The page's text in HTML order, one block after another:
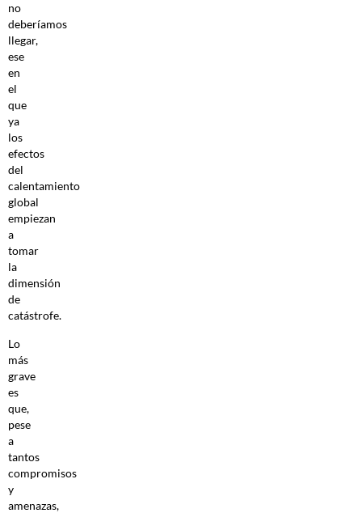
no
deberíamos
llegar,
ese
en
el
que
ya
los
efectos
del
calentamiento
global
empiezan
a
tomar
la
dimensión
de
catástrofe.
Lo
más
grave
es
que,
pese
a
tantos
compromisos
y
amenazas,